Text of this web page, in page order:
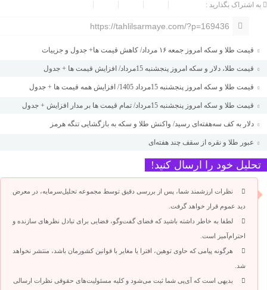
به اشتراک بگذارید :
https://tahlilsarmaye.com/?p=169436
قیمت طلا و سکه امروز جمعه ۱۶ مرداد/ کاهش قیمت ها+ جدول و جزییات
قیمت طلا، دلار و سکه امروز پنجشنبه 15مرداد/ افزایش قیمت ها + جدول
قیمت طلا و سکه امروز پنجشنبه 15مرداد 1405/ افزایش همه قیمت ها + جدول
قیمت طلا و سکه امروز پنجشنبه 15مرداد/ تمام قیمت ها بر مدار افزایش + جدول
دلار به کف سه‌هفته‌ای رسید/ واکنش طلا و سکه به بازگشایی تنگه هرمز
عبور طلا و نقره از سقف چند هفته‌ای
تحلیل خود را ارسال کنید!
نظرات ارزشمند شما، پس از بررسی دقیق توسط مجموعه تحلیل‌سرمایه، در معرض
دید عموم قرار خواهد گرفت.
لطفا به خاطر داشته باشید که فضای گفت‌وگو، فضایی برای تبادل نظرهای سازنده و
احترام‌آمیز است.
هرگونه پیامی که حاوی توهین، افترا یا مغایر با قوانین کشورمان باشد، منتشر نخواهد
شد.
بدیهی است که آی‌پی شما ثبت می‌شود و کلیه مسئولیت‌های حقوقی نظرات ارسالی